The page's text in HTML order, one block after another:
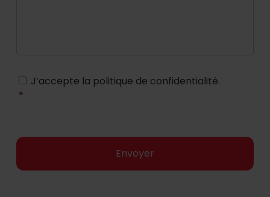
RGPD *
J’accepte la politique de confidentialité.
*